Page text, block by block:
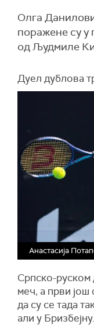
Олга
поражене су у
од Људмиле
Дуел дублова
Анастасија
Српско-руском
меч, а први
да су се тада
али у Бризбејну.